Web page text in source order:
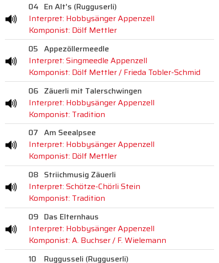
04 En Alt's (Rugguserli)
Interpret: Hobbysänger Appenzell
Komponist: Dölf Mettler
05 Appezöllermeedle
Interpret: Singmeedle Appenzell
Komponist: Dölf Mettler / Frieda Tobler-Schmid
06 Zäuerli mit Talerschwingen
Interpret: Hobbysänger Appenzell
Komponist: Tradition
07 Am Seealpsee
Interpret: Hobbysänger Appenzell
Komponist: Dölf Mettler
08 Striichmusig Zäuerli
Interpret: Schötze-Chörli Stein
Komponist: Tradition
09 Das Elternhaus
Interpret: Hobbysänger Appenzell
Komponist: A. Buchser / F. Wielemann
10
Ruggusseli (Rugguserli)